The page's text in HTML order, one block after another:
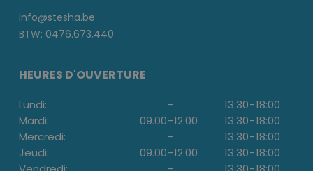
info@stesha.be
BTW: 0476.673.440
HEURES D'OUVERTURE
Lundi: - 13:30-18:00
Mardi:
09.00-12.00 13:30-18:00
Mercredi:
- 13:30-18:00
Jeudi:
09.00-12.00 13:30-18:00